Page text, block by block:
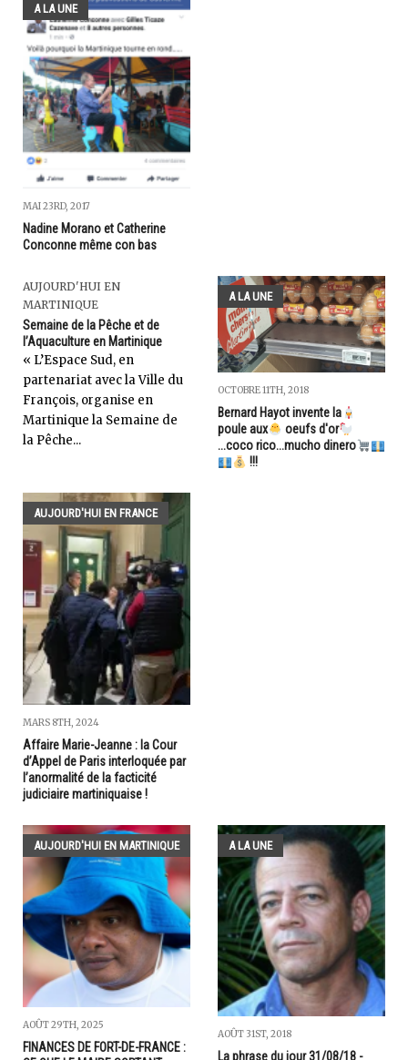
A LA UNE
MAI 23RD, 2017
Nadine Morano et Catherine
Conconne même con bas
AUJOURD'HUI EN
MARTINIQUE
Semaine de la Pêche et de
l’Aquaculture en Martinique
« L’Espace Sud, en
partenariat avec la Ville du
François, organise en
Martinique la Semaine de
la Pêche...
A LA UNE
OCTOBRE 11TH, 2018
Bernard Hayot invente la
poule aux
oeufs d'or
...coco rico...mucho dinero
!!!
AUJOURD'HUI EN FRANCE
MARS 8TH, 2024
Affaire Marie-Jeanne : la Cour
d’Appel de Paris interloquée par
l’anormalité de la facticité
judiciaire martiniquaise !
AUJOURD'HUI EN MARTINIQUE
AOÛT 29TH, 2025
FINANCES DE FORT-DE-FRANCE :
A LA UNE
AOÛT 31ST, 2018
La phrase du jour 31/08/18 -